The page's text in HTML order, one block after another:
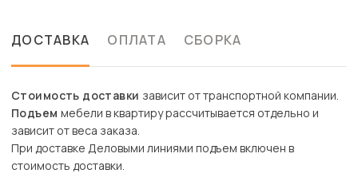
ДОСТАВКА ОПЛАТА СБОРКА
Стоимость доставки зависит от транспортной компании.
Подъем мебели в квартиру рассчитывается отдельно и
зависит от веса заказа.
При доставке Деловыми линиями подъем включен в
стоимость доставки.